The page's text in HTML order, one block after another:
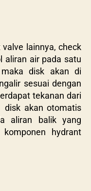
lainnya, check
aliran air pada satu
disk akan di
sesuai dengan
tekanan dari
disk akan otomatis
aliran balik yang
hydrant